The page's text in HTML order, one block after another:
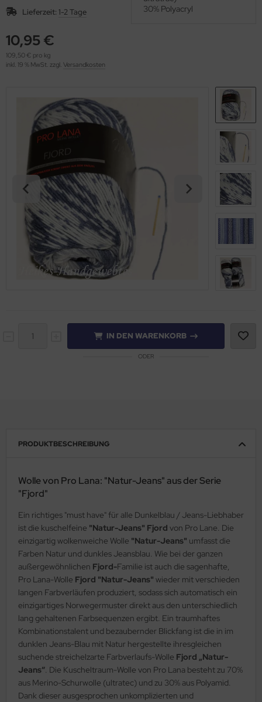
Lieferzeit: 1-2 Tage
10,95 €
109,50 € pro kg
inkl. 19 % MwSt. zzgl. Versandkosten
30% Polyacryl
IN DEN WARENKORB
ODER
PRODUKTBESCHREIBUNG
Wolle von Pro Lana: "Natur-Jeans" aus der Serie
"Fjord"
Ein richtiges "must have" für alle Dunkelblau / Jeans-Liebhaber
ist die kuschelfeine "Natur-Jeans" Fjord von Pro Lane. Die
einzigartig wolkenweiche Wolle "Natur-Jeans" umfasst die
Farben Natur und dunkles Jeansblau. Wie bei der ganzen
außergewöhnlichen Fjord-Familie ist auch die sagenhafte,
Pro Lana-Wolle Fjord "Natur-Jeans" wieder mit verschieden
langen Farbverläufen produziert, sodass sich automatisch ein
einzigartiges Norwegermuster direkt aus den unterschiedlich
lang gehaltenen Farbsequenzen ergibt. Ein traumhaftes
Kombinationstalent und bezaubernder Blickfang ist die in im
dunklen Jeans-Blau mit Natur hergestellte ihresgleichen
suchende streichelzarte Farbverlaufs-Wolle Fjord „Natur-
Jeans“. Die Kuscheltraum-Wolle von Pro Lana besteht zu 70%
aus Merino-Schurwolle (ultratec) und zu 30% aus Polyamid.
Dank dieser ausgesprochen unkomplizierten und
(276)